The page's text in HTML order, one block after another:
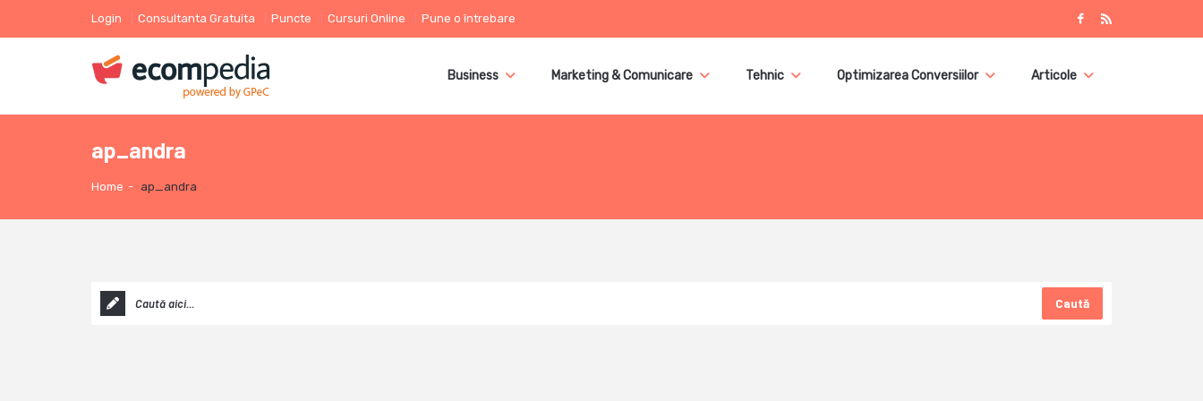
Login Consultanta Gratuita Puncte Cursuri Online Pune o întrebare
Business Marketing & Comunicare Tehnic Optimizarea Conversiilor Articole
ap_andra
Home - ap_andra
Caută